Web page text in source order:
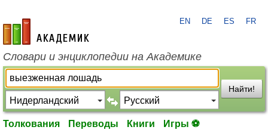
academic.ru
EN DE ES FR
Словари и энциклопедии на Академике
Найти!
Толкования Переводы Книги Игры ⚽